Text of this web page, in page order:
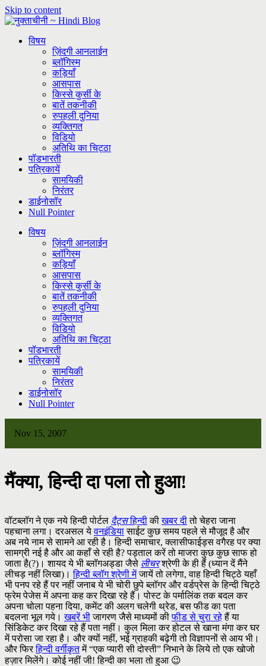
Skip to content
विषय
ज़िंदगी आनलाईन
ब्लॉगिस्म
कड़ियाँ
आसपास
किस्से कुर्सी के
बातें तकनीकी
रुपहली दुनिया
व्यक्तिगत
विडियो
अतिथि का चिट्ठा
पॉडभारती
पत्रिकायें
सामयिकी
निरंतर
डाईनोसॉर
Null Pointer
विषय
ज़िंदगी आनलाईन
ब्लॉगिस्म
कड़ियाँ
आसपास
किस्से कुर्सी के
बातें तकनीकी
रुपहली दुनिया
व्यक्तिगत
विडियो
अतिथि का चिट्ठा
पॉडभारती
पत्रिकायें
सामयिकी
निरंतर
डाईनोसॉर
Null Pointer
Nov 15, 2007
मैंक्या, हिन्दी दा पला तो हुआ!
वॉटब्लॉग ने एक नये हिन्दी पोर्टल दैट्सहिन्दीकीखबर दीतो चेहरा जाना
पहचाना लगा। दरअसल येवनइंडियासाईट कुछ समय पहले से मौजूद है और
अब नये नाम से सामने आ रही है। हिन्दी समाचार, क्लासीफाईड्स वगैरह पर क्या
सामग्री नई है और आ कहाँ से रही है? पड़ताल करें तो माजरा कुछ कुछ साफ हो
जाता है(?)। शायद ये भी ब्लॉगअड्डा जैसे लीचरश्रेणी के ही हैं (ध्यान दें मैंने
लीचड़ नहीं लिखा)।हिन्दी ब्लॉग श्रेणी मेंजायें तो लगेगा, वाह हिन्दी चिट्ठे यहाँ
भी पनप रहे हैं पर नहीं जनाब ये भी चोरी छुपे ब्लॉगर और वर्डप्रेस के हिन्दी चिट्ठे
फ्रेम पेजेस में अपना कह कर दिखा रहे हैं। पोस्ट के पर्मालिंक तक बदल कर
अपना चोला पहना दिया, कमेंट की अलग चलेगी थ्रेड, बस फीड का पता
बदलना भूल गये।खबरें भीजागरण जैसे माध्यमों कीफीड से चुरा रहेहैं या
सिंडिकेट कर दिखा रहे हैं पता नहीं। कुल मिला कर होटल से खाना मंगा कर घर
में परोसा जा रहा है। और क्यों नहीं, भई ग्राहकी बढ़ेगी तो विज्ञापनों से आय भी।
और फिरहिन्दी वर्गीकृतमें “एक प्यारी सी दोस्ती” निभाने के लिये तो एक खोजो
हज़ार मिलेंगे। कोई नहीं जी! हिन्दी का भला तो हुआ 😉